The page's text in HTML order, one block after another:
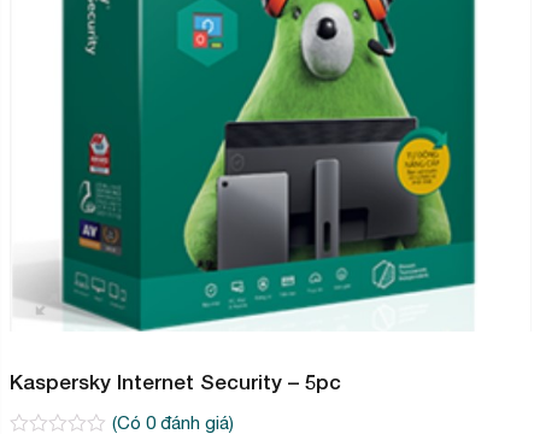
Kaspersky Internet Security – 5pc
(Có 0đánh giá)